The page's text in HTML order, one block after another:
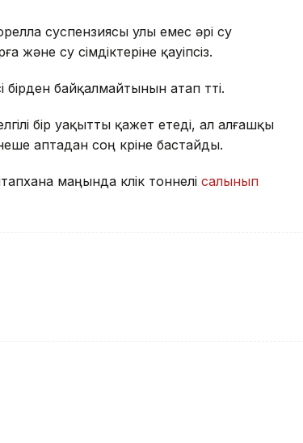
суспензиясы улы емес әрі су
су өсімдіктеріне қауіпсіз.
байқалмайтынын атап өтті.
бір уақытты қажет етеді, ал алғашқы
аптадан соң көріне бастайды.
маңында көлік тоннелі салынып